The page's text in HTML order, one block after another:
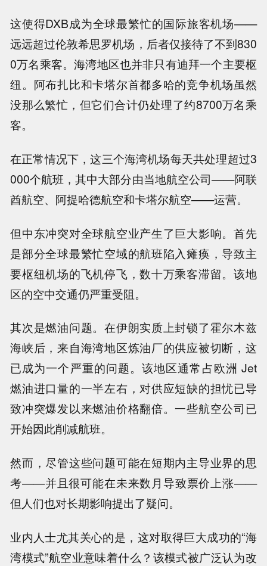
这使得DXB成为全球最繁忙的国际旅客机场——
远远超过伦敦希思罗机场，后者仅接待了不到830
0万名乘客。海湾地区也并非只有迪拜一个主要枢
纽。阿布扎比和卡塔尔首都多哈的竞争机场虽然
没那么繁忙，但它们合计仍处理了约8700万名乘
客。
在正常情况下，这三个海湾机场每天共处理超过3
000个航班，其中大部分由当地航空公司——阿联
酋航空、阿提哈德航空和卡塔尔航空——运营。
但中东冲突对全球航空业产生了巨大影响。首先
是部分全球最繁忙空域的航班陷入瘫痪，导致主
要枢纽机场的飞机停飞，数十万乘客滞留。该地
区的空中交通仍严重受阻。
其次是燃油问题。在伊朗实质上封锁了霍尔木兹
海峡后，来自海湾地区炼油厂的供应被切断，这
已成为一个严重的问题。该地区通常占欧洲 Jet
燃油进口量的一半左右，对供应短缺的担忧已导
致冲突爆发以来燃油价格翻倍。一些航空公司已
开始因此削减航班。
然而，尽管这些问题可能在短期内主导业界的思
考——并且很可能在未来数月导致票价上涨——
但人们也对长期影响提出了疑问。
业内人士尤其关心的是，这对取得巨大成功的“海
湾模式”航空业意味着什么？该模式被广泛认为改